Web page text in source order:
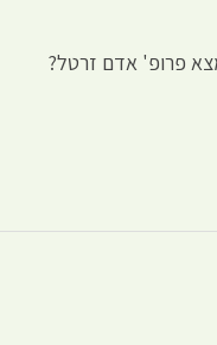
פרופ' אדם זרטל?